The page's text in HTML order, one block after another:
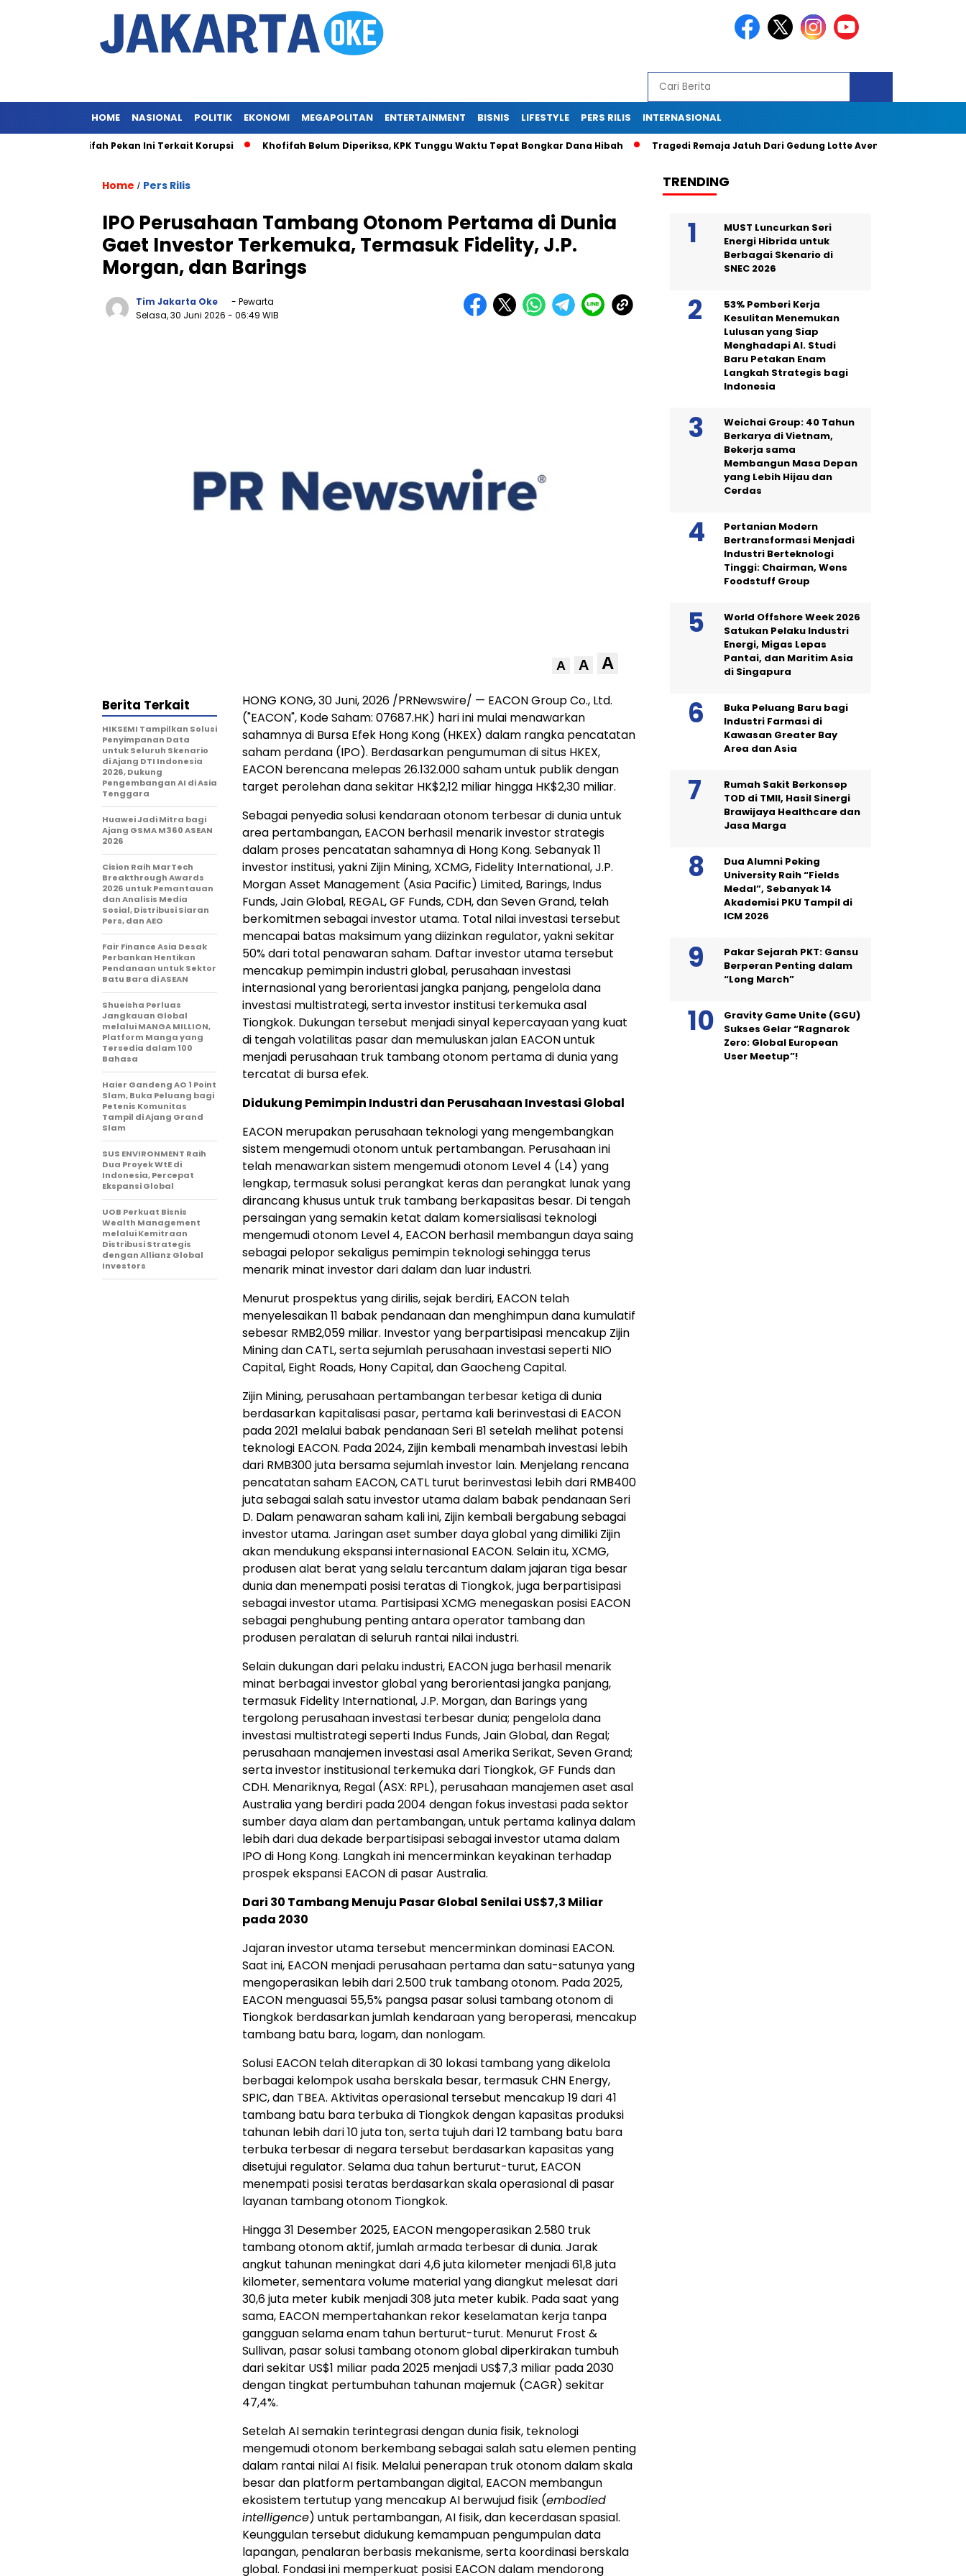
HOME NASIONAL POLITIK EKONOMI MEGAPOLITAN ENTERTAINMENT BISNIS LIFESTYLE PERS RILIS INTERNASIONAL
Khofifah Pekan Ini Terkait Korupsi Khofifah Belum Diperiksa, KPK Tunggu Waktu Tepat Bongkar Dana Hibah Tragedi Remaja Jatuh Dari Gedung Lotte Avenue: Kronologi, Saksi
Home / Pers Rilis
IPO Perusahaan Tambang Otonom Pertama di Dunia
Gaet Investor Terkemuka, Termasuk Fidelity, J.P.
Morgan, dan Barings
Tim Jakarta Oke
- Pewarta
Selasa, 30 Juni 2026 - 06:49 WIB
A A A
HONG KONG,30 Juni, 2026 /PRNewswire/ — EACON Group Co., Ltd.
("EACON", Kode Saham: 07687.HK) hari ini mulai menawarkan
sahamnya di Bursa Efek Hong Kong (HKEX) dalam rangka pencatatan
saham perdana (IPO). Berdasarkan pengumuman di situs HKEX,
EACON berencana melepas 26.132.000 saham untuk publik dengan
target perolehan dana sekitar HK$2,12 miliar hingga HK$2,30 miliar.
Sebagai penyedia solusi kendaraan otonom terbesar di dunia untuk
area pertambangan, EACON berhasil menarik investor strategis
dalam proses pencatatan sahamnya di Hong Kong. Sebanyak 11
investor institusi, yakni Zijin Mining, XCMG, Fidelity International, J.P.
Morgan Asset Management (Asia Pacific) Limited, Barings, Indus
Funds, Jain Global, REGAL, GF Funds, CDH, dan Seven Grand, telah
berkomitmen sebagai investor utama. Total nilai investasi tersebut
mencapai batas maksimum yang diizinkan regulator, yakni sekitar
50% dari total penawaran saham. Daftar investor utama tersebut
mencakup pemimpin industri global, perusahaan investasi
internasional yang berorientasi jangka panjang, pengelola dana
investasi multistrategi, serta investor institusi terkemuka asal
Tiongkok. Dukungan tersebut menjadi sinyal kepercayaan yang kuat
di tengah volatilitas pasar dan memuluskan jalan EACON untuk
menjadi perusahaan truk tambang otonom pertama di dunia yang
tercatat di bursa efek.
Didukung Pemimpin Industri dan Perusahaan Investasi Global
EACON merupakan perusahaan teknologi yang mengembangkan
sistem mengemudi otonom untuk pertambangan. Perusahaan ini
telah menawarkan sistem mengemudi otonom Level 4 (L4) yang
lengkap, termasuk solusi perangkat keras dan perangkat lunak yang
dirancang khusus untuk truk tambang berkapasitas besar. Di tengah
persaingan yang semakin ketat dalam komersialisasi teknologi
mengemudi otonom Level 4, EACON berhasil membangun daya saing
sebagai pelopor sekaligus pemimpin teknologi sehingga terus
menarik minat investor dari dalam dan luar industri.
Menurut prospektus yang dirilis, sejak berdiri, EACON telah
menyelesaikan 11 babak pendanaan dan menghimpun dana kumulatif
sebesar RMB2,059 miliar. Investor yang berpartisipasi mencakup Zijin
Mining dan CATL, serta sejumlah perusahaan investasi seperti NIO
Capital, Eight Roads, Hony Capital, dan Gaocheng Capital.
Zijin Mining, perusahaan pertambangan terbesar ketiga di dunia
berdasarkan kapitalisasi pasar, pertama kali berinvestasi di EACON
pada 2021 melalui babak pendanaan Seri B1 setelah melihat potensi
teknologi EACON. Pada 2024, Zijin kembali menambah investasi lebih
dari RMB300 juta bersama sejumlah investor lain. Menjelang rencana
pencatatan saham EACON, CATL turut berinvestasi lebih dari RMB400
juta sebagai salah satu investor utama dalam babak pendanaan Seri
D. Dalam penawaran saham kali ini, Zijin kembali bergabung sebagai
investor utama. Jaringan aset sumber daya global yang dimiliki Zijin
akan mendukung ekspansi internasional EACON. Selain itu, XCMG,
produsen alat berat yang selalu tercantum dalam jajaran tiga besar
dunia dan menempati posisi teratas di Tiongkok, juga berpartisipasi
sebagai investor utama. Partisipasi XCMG menegaskan posisi EACON
sebagai penghubung penting antara operator tambang dan
produsen peralatan di seluruh rantai nilai industri.
Selain dukungan dari pelaku industri, EACON juga berhasil menarik
minat berbagai investor global yang berorientasi jangka panjang,
termasuk Fidelity International, J.P. Morgan, dan Barings yang
tergolong perusahaan investasi terbesar dunia; pengelola dana
investasi multistrategi seperti Indus Funds, Jain Global, dan Regal;
perusahaan manajemen investasi asal Amerika Serikat, Seven Grand;
serta investor institusional terkemuka dari Tiongkok, GF Funds dan
CDH. Menariknya, Regal (ASX: RPL), perusahaan manajemen aset asal
Australia yang berdiri pada 2004 dengan fokus investasi pada sektor
sumber daya alam dan pertambangan, untuk pertama kalinya dalam
lebih dari dua dekade berpartisipasi sebagai investor utama dalam
IPO di Hong Kong. Langkah ini mencerminkan keyakinan terhadap
prospek ekspansi EACON di pasar Australia.
Dari 30 Tambang Menuju Pasar Global Senilai US$7,3 Miliar
pada 2030
Jajaran investor utama tersebut mencerminkan dominasi EACON.
Saat ini, EACON menjadi perusahaan pertama dan satu-satunya yang
mengoperasikan lebih dari 2.500 truk tambang otonom. Pada 2025,
EACON menguasai 55,5% pangsa pasar solusi tambang otonom di
Tiongkok berdasarkan jumlah kendaraan yang beroperasi, mencakup
tambang batu bara, logam, dan nonlogam.
Solusi EACON telah diterapkan di 30 lokasi tambang yang dikelola
berbagai kelompok usaha berskala besar, termasuk CHN Energy,
SPIC, dan TBEA. Aktivitas operasional tersebut mencakup 19 dari 41
tambang batu bara terbuka di Tiongkok dengan kapasitas produksi
tahunan lebih dari 10 juta ton, serta tujuh dari 12 tambang batu bara
terbuka terbesar di negara tersebut berdasarkan kapasitas yang
disetujui regulator. Selama dua tahun berturut-turut, EACON
menempati posisi teratas berdasarkan skala operasional di pasar
layanan tambang otonom Tiongkok.
Hingga 31 Desember 2025, EACON mengoperasikan 2.580 truk
tambang otonom aktif, jumlah armada terbesar di dunia. Jarak
angkut tahunan meningkat dari 4,6 juta kilometer menjadi 61,8 juta
kilometer, sementara volume material yang diangkut melesat dari
30,6 juta meter kubik menjadi 308 juta meter kubik. Pada saat yang
sama, EACON mempertahankan rekor keselamatan kerja tanpa
gangguan selama enam tahun berturut-turut. Menurut Frost &
Sullivan, pasar solusi tambang otonom global diperkirakan tumbuh
dari sekitar US$1 miliar pada 2025 menjadi US$7,3 miliar pada 2030
dengan tingkat pertumbuhan tahunan majemuk (CAGR) sekitar
47,4%.
Setelah AI semakin terintegrasi dengan dunia fisik, teknologi
mengemudi otonom berkembang sebagai salah satu elemen penting
dalam rantai nilai AI fisik. Melalui penerapan truk otonom dalam skala
besar dan platform pertambangan digital, EACON membangun
ekosistem tertutup yang mencakup AI berwujud fisik (embodied
intelligence) untuk pertambangan, AI fisik, dan kecerdasan spasial.
Keunggulan tersebut didukung kemampuan pengumpulan data
lapangan, penalaran berbasis mekanisme, serta koordinasi berskala
global. Fondasi ini memperkuat posisi EACON dalam mendorong
Berita Terkait
HIKSEMI Tampilkan Solusi
Penyimpanan Data
untuk Seluruh Skenario
di Ajang DTI Indonesia
2026, Dukung
Pengembangan AI di Asia
Tenggara
Huawei Jadi Mitra bagi
Ajang GSMA M360 ASEAN
2026
Cision Raih MarTech
Breakthrough Awards
2026 untuk Pemantauan
dan Analisis Media
Sosial, Distribusi Siaran
Pers, dan AEO
Fair Finance Asia Desak
Perbankan Hentikan
Pendanaan untuk Sektor
Batu Bara di ASEAN
Shueisha Perluas
Jangkauan Global
melalui MANGA MILLION,
Platform Manga yang
Tersedia dalam 100
Bahasa
Haier Gandeng AO 1 Point
Slam, Buka Peluang bagi
Petenis Komunitas
Tampil di Ajang Grand
Slam
SUS ENVIRONMENT Raih
Dua Proyek WtE di
Indonesia, Percepat
Ekspansi Global
UOB Perkuat Bisnis
Wealth Management
melalui Kemitraan
Distribusi Strategis
dengan Allianz Global
Investors
TRENDING
MUST Luncurkan Seri
Energi Hibrida untuk
Berbagai Skenario di
SNEC 2026
53% Pemberi Kerja
Kesulitan Menemukan
Lulusan yang Siap
Menghadapi AI. Studi
Baru Petakan Enam
Langkah Strategis bagi
Indonesia
Weichai Group: 40 Tahun
Berkarya di Vietnam,
Bekerja sama
Membangun Masa Depan
yang Lebih Hijau dan
Cerdas
Pertanian Modern
Bertransformasi Menjadi
Industri Berteknologi
Tinggi: Chairman, Wens
Foodstuff Group
World Offshore Week 2026
Satukan Pelaku Industri
Energi, Migas Lepas
Pantai, dan Maritim Asia
di Singapura
Buka Peluang Baru bagi
Industri Farmasi di
Kawasan Greater Bay
Area dan Asia
Rumah Sakit Berkonsep
TOD di TMII, Hasil Sinergi
Brawijaya Healthcare dan
Jasa Marga
Dua Alumni Peking
University Raih “Fields
Medal”, Sebanyak 14
Akademisi PKU Tampil di
ICM 2026
Pakar Sejarah PKT: Gansu
Berperan Penting dalam
“Long March”
Gravity Game Unite (GGU)
Sukses Gelar “Ragnarok
Zero: Global European
User Meetup”!